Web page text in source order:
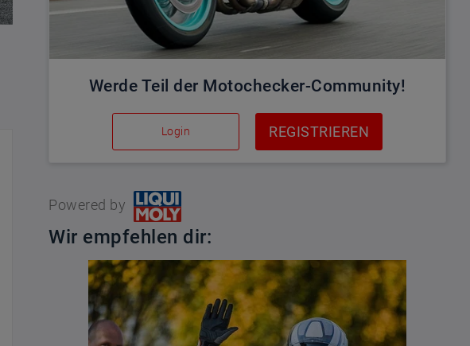
Werde Teil der Motochecker-Community!
Login REGISTRIEREN
Powered by
Wir empfehlen dir: